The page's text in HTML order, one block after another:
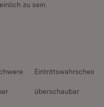
zu sein.
überschaubar